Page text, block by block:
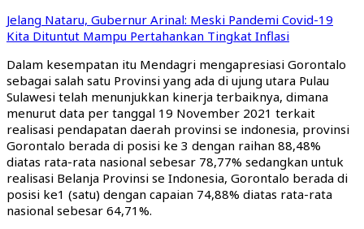
Jelang Nataru, Gubernur Arinal: Meski Pandemi Covid-19
Kita Dituntut Mampu Pertahankan Tingkat Inflasi
Dalam kesempatan itu Mendagri mengapresiasi Gorontalo
sebagai salah satu Provinsi yang ada di ujung utara Pulau
Sulawesi telah menunjukkan kinerja terbaiknya, dimana
menurut data per tanggal 19 November 2021 terkait
realisasi pendapatan daerah provinsi se indonesia, provinsi
Gorontalo berada di posisi ke 3 dengan raihan 88,48%
diatas rata-rata nasional sebesar 78,77% sedangkan untuk
realisasi Belanja Provinsi se Indonesia, Gorontalo berada di
posisi ke1 (satu) dengan capaian 74,88% diatas rata-rata
nasional sebesar 64,71%.